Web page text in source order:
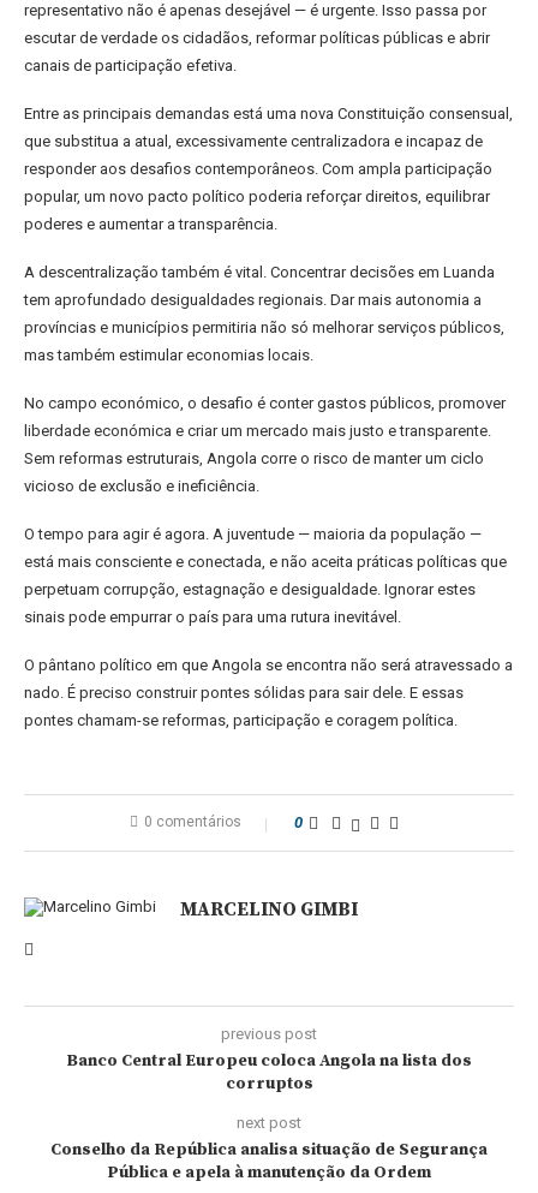
representativo não é apenas desejável — é urgente. Isso passa por
escutar de verdade os cidadãos, reformar políticas públicas e abrir
canais de participação efetiva.
Entre as principais demandas está uma nova Constituição consensual,
que substitua a atual, excessivamente centralizadora e incapaz de
responder aos desafios contemporâneos. Com ampla participação
popular, um novo pacto político poderia reforçar direitos, equilibrar
poderes e aumentar a transparência.
A descentralização também é vital. Concentrar decisões em Luanda
tem aprofundado desigualdades regionais. Dar mais autonomia a
províncias e municípios permitiria não só melhorar serviços públicos,
mas também estimular economias locais.
No campo económico, o desafio é conter gastos públicos, promover
liberdade económica e criar um mercado mais justo e transparente.
Sem reformas estruturais, Angola corre o risco de manter um ciclo
vicioso de exclusão e ineficiência.
O tempo para agir é agora. A juventude — maioria da população —
está mais consciente e conectada, e não aceita práticas políticas que
perpetuam corrupção, estagnação e desigualdade. Ignorar estes
sinais pode empurrar o país para uma rutura inevitável.
O pântano político em que Angola se encontra não será atravessado a
nado. É preciso construir pontes sólidas para sair dele. E essas
pontes chamam-se reformas, participação e coragem política.
0 comentários 0
MARCELINO GIMBI
previous post
Banco Central Europeu coloca Angola na lista dos
corruptos
next post
Conselho da República analisa situação de Segurança
Pública e apela à manutenção da Ordem